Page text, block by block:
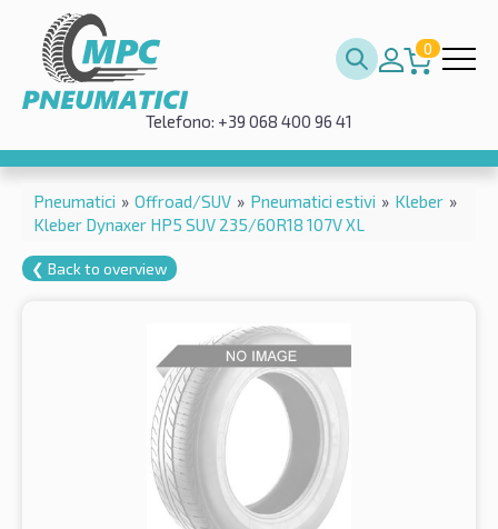
0
Telefono: +39 068 400 96 41
Pneumatici » Offroad/SUV » Pneumatici estivi » Kleber »
Kleber Dynaxer HP5 SUV 235/60R18 107V XL
❮ Back to overview